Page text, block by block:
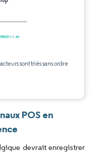
sont triés sans ordre
POS en
devrait enregistrer